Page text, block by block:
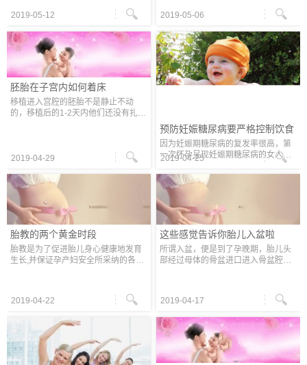
育功用正常的卵子数量就越少。女人
规
2019-05-12
孕前
2019-05-06
胚胎在子宫内如何着床
移植进入宫腔的胚胎不是静止不动
的，移植后的1-2天内他们还没有扎根
醒在
2019-04-29
预防妊娠糖尿病要严格控制饮食
因为妊娠期糖尿病的复发率很高，第
一次怀孕呈现妊娠期糖尿病的女人，
在备孕二胎时，更要从一开端就留意
操控血糖，防止血糖飙升，特别要对
饮食进行合理的操控。 在孕期头3个
月
2019-04-25
胎教的两个黄金时段
胎教是为了促进胎儿身心健康地发育
生长,并保证孕产妇安全所采纳的各项
体系功用尽早老练的有利活动,进而为
2019-04-22
这些感觉告诉你胎儿入盆啦
所谓入盆，便是到了孕晚期，胎儿头
部经过母体的骨盆进口进入骨盆腔，
右入盆，经产妇会在临产前后胎头入
盆
2019-04-17